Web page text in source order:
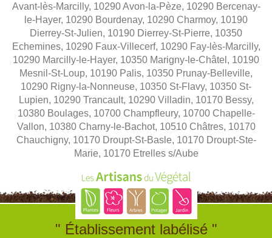
Avant-lès-Marcilly, 10290 Avon-la-Pèze, 10290 Bercenay-
le-Hayer, 10290 Bourdenay, 10290 Charmoy, 10190
Dierrey-St-Julien, 10190 Dierrey-St-Pierre, 10350
Echemines, 10290 Faux-Villecerf, 10290 Fay-lès-Marcilly,
10290 Marcilly-le-Hayer, 10350 Marigny-le-Châtel, 10190
Mesnil-St-Loup, 10190 Palis, 10350 Prunay-Belleville,
10290 Rigny-la-Nonneuse, 10350 St-Flavy, 10350 St-
Lupien, 10290 Trancault, 10290 Villadin, 10170 Bessy,
10380 Boulages, 10700 Champfleury, 10700 Chapelle-
Vallon, 10380 Charny-le-Bachot, 10510 Châtres, 10170
Chauchigny, 10170 Droupt-St-Basle, 10170 Droupt-Ste-
Marie, 10170 Etrelles s/Aube
" Établissement labélisé "